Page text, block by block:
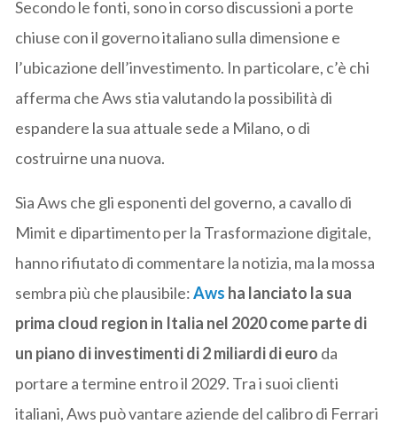
Secondo le fonti, sono in corso discussioni a porte
chiuse con il governo italiano sulla dimensione e
l’ubicazione dell’investimento. In particolare, c’è chi
afferma che Aws stia valutando la possibilità di
espandere la sua attuale sede a Milano, o di
costruirne una nuova.
Sia Aws che gli esponenti del governo, a cavallo di
Mimit e dipartimento per la Trasformazione digitale,
hanno rifiutato di commentare la notizia, ma la mossa
sembra più che plausibile:Aws ha lanciato la sua
prima cloud region in Italia nel 2020 come parte di
un piano di investimenti di 2 miliardi di euro da
portare a termine entro il 2029. Tra i suoi clienti
italiani, Aws può vantare aziende del calibro di Ferrari